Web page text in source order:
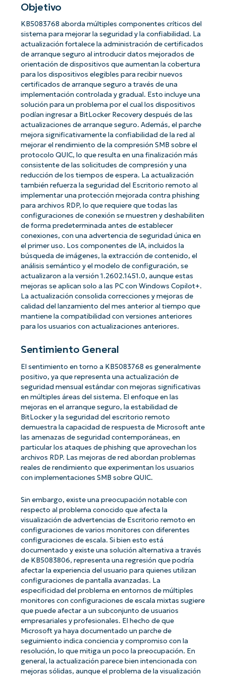
Objetivo
KB5083768 aborda múltiples componentes críticos del
sistema para mejorar la seguridad y la confiabilidad. La
actualización fortalece la administración de certificados
de arranque seguro al introducir datos mejorados de
orientación de dispositivos que aumentan la cobertura
para los dispositivos elegibles para recibir nuevos
certificados de arranque seguro a través de una
implementación controlada y gradual. Esto incluye una
solución para un problema por el cual los dispositivos
podían ingresar a BitLocker Recovery después de las
actualizaciones de arranque seguro. Además, el parche
mejora significativamente la confiabilidad de la red al
mejorar el rendimiento de la compresión SMB sobre el
protocolo QUIC, lo que resulta en una finalización más
consistente de las solicitudes de compresión y una
reducción de los tiempos de espera. La actualización
también refuerza la seguridad del Escritorio remoto al
implementar una protección mejorada contra phishing
para archivos RDP, lo que requiere que todas las
configuraciones de conexión se muestren y deshabiliten
de forma predeterminada antes de establecer
conexiones, con una advertencia de seguridad única en
el primer uso. Los componentes de IA, incluidos la
búsqueda de imágenes, la extracción de contenido, el
análisis semántico y el modelo de configuración, se
actualizaron a la versión 1.2602.1451.0, aunque estas
mejoras se aplican solo a las PC con Windows Copilot+.
La actualización consolida correcciones y mejoras de
calidad del lanzamiento del mes anterior al tiempo que
mantiene la compatibilidad con versiones anteriores
para los usuarios con actualizaciones anteriores.
Sentimiento General
El sentimiento en torno a KB5083768 es generalmente
positivo, ya que representa una actualización de
seguridad mensual estándar con mejoras significativas
en múltiples áreas del sistema. El enfoque en las
mejoras en el arranque seguro, la estabilidad de
BitLocker y la seguridad del escritorio remoto
demuestra la capacidad de respuesta de Microsoft ante
las amenazas de seguridad contemporáneas, en
particular los ataques de phishing que aprovechan los
archivos RDP. Las mejoras de red abordan problemas
reales de rendimiento que experimentan los usuarios
con implementaciones SMB sobre QUIC.
Sin embargo, existe una preocupación notable con
respecto al problema conocido que afecta la
visualización de advertencias de Escritorio remoto en
configuraciones de varios monitores con diferentes
configuraciones de escala. Si bien esto está
documentado y existe una solución alternativa a través
de KB5083806, representa una regresión que podría
afectar la experiencia del usuario para quienes utilizan
configuraciones de pantalla avanzadas. La
especificidad del problema en entornos de múltiples
monitores con configuraciones de escala mixtas sugiere
que puede afectar a un subconjunto de usuarios
empresariales y profesionales. El hecho de que
Microsoft ya haya documentado un parche de
seguimiento indica conciencia y compromiso con la
resolución, lo que mitiga un poco la preocupación. En
general, la actualización parece bien intencionada con
mejoras sólidas, aunque el problema de la visualización